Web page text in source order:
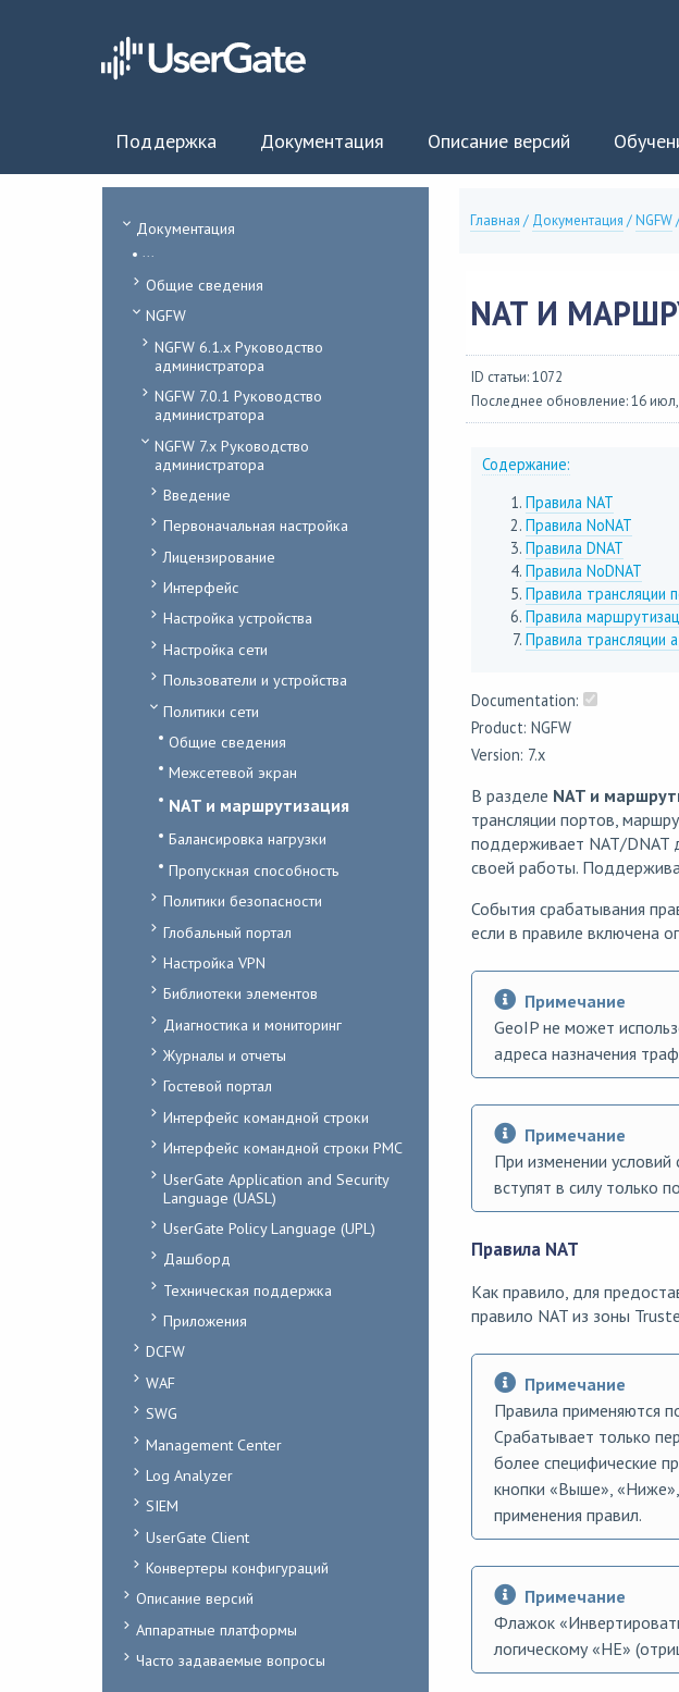
Поддержка Документация Описание версий
Документация
...
Общие сведения
NGFW
NGFW 6.1.x Руководство
администратора
NGFW 7.0.1 Руководство
администратора
NGFW 7.x Руководство
администратора
Введение
Первоначальная настройка
Лицензирование
Интерфейс
Настройка устройства
Настройка сети
Пользователи и устройства
Политики сети
Общие сведения
Межсетевой экран
NAT и маршрутизация
Балансировка нагрузки
Пропускная способность
Политики безопасности
Глобальный портал
Настройка VPN
Библиотеки элементов
Диагностика и мониторинг
Журналы и отчеты
Гостевой портал
Интерфейс командной строки
Интерфейс командной строки PMC
UserGate Application and Security
Language (UASL)
UserGate Policy Language (UPL)
Дашборд
Техническая поддержка
Приложения
DCFW
WAF
SWG
Management Center
Log Analyzer
SIEM
UserGate Client
Конвертеры конфигураций
Описание версий
Аппаратные платформы
Часто задаваемые вопросы
Главная / Документация /NGFW
NAT И
ID статьи: 1072
Последнее обновление: 16
Содержание:
Правила NAT
Правила NoNAT
Правила DNAT
Правила NoDNAT
Правила трансляции
Правила
Правила трансляции
Documentation:
Product: NGFW
Version: 7.x
В разделе NAT и
трансляции портов,
поддерживает NAT/DNAT
своей работы.
События срабатывания
если в правиле включена
Примечание
GeoIP не может
адреса назначения
Примечание
При изменении условий
вступят в силу только
Правила NAT
Как правило, для
правило NAT из зоны
Примечание
Правила применяются
Срабатывает только
более специфические
кнопки «Выше»,
применения правил.
Примечание
Флажок
логическому «НЕ»